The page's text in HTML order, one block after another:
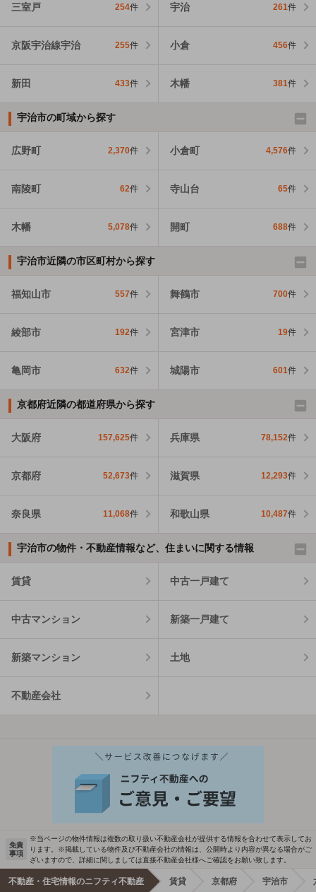
三室戸 254件 宇治 261件
京阪宇治線宇治 255件 小倉 456件
新田 433件 木幡 381件
宇治市の町域から探す
広野町 2,370件 小倉町 4,576件
南陵町 62件 寺山台 65件
木幡 5,078件 開町 688件
宇治市近隣の市区町村から探す
福知山市 557件 舞鶴市 700件
綾部市 192件 宮津市 19件
亀岡市 632件 城陽市 601件
京都府近隣の都道府県から探す
大阪府 157,625件 兵庫県 78,152件
京都府 52,673件 滋賀県 12,293件
奈良県 11,068件 和歌山県 10,487件
宇治市の物件・不動産情報など、住まいに関する情報
賃貸 中古一戸建て
中古マンション 新築一戸建て
新築マンション 土地
不動産会社
免責
事項
※当ページの物件情報は複数の取り扱い不動産会社が提供する情報を合わせて表示してお
ります。※掲載している物件及び不動産会社の情報は、公開時より内容が異なる場合がご
ざいますので、詳細に関しましては直接不動産会社様へご確認をお願い致します。
不動産・住宅情報のニフティ不動産 賃貸 京都府 宇治市